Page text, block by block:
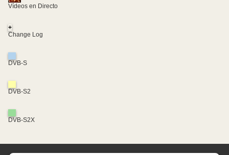
Vídeos en Directo
+
Change Log
DVB-S
DVB-S2
DVB-S2X